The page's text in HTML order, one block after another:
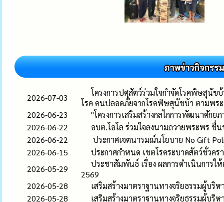
2026-07-03
โครงการปศุสัตว์ร่วมใจกำจัดโรคพิษสุนัข
โรค คนปลอดภัยจากโรคพิษสุนัขบ้า ตามพร
2026-06-23
"โครงการเสริมสร้างกลไกการพัฒนาศัก
2026-06-22
อบต.โอโล ร่วมใจลงนามถวายพระพร
2026-06-22
ประกาศเจตนารมณ์นโยบาย No Gift
2026-06-15
ประกาศกำหนด เขตโรคระบาดสัตว์ชั่วค
2026-05-29
ประชาสัมพันธ์ เรื่อง ผลการดำเนินการ
2569
2026-05-28
เสริมสร้างมาตราฐานทางจริยธรรมผู้บ
2026-05-28
เสริมสร้างมาตราฐานทางจริยธรรมผู้บ